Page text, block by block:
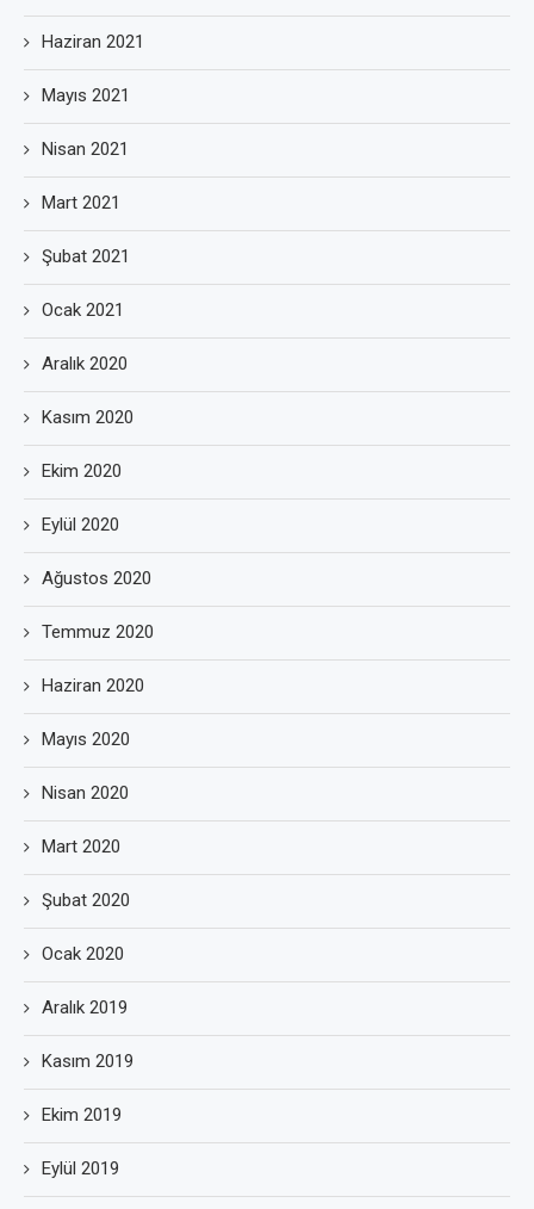
Haziran 2021
Mayıs 2021
Nisan 2021
Mart 2021
Şubat 2021
Ocak 2021
Aralık 2020
Kasım 2020
Ekim 2020
Eylül 2020
Ağustos 2020
Temmuz 2020
Haziran 2020
Mayıs 2020
Nisan 2020
Mart 2020
Şubat 2020
Ocak 2020
Aralık 2019
Kasım 2019
Ekim 2019
Eylül 2019